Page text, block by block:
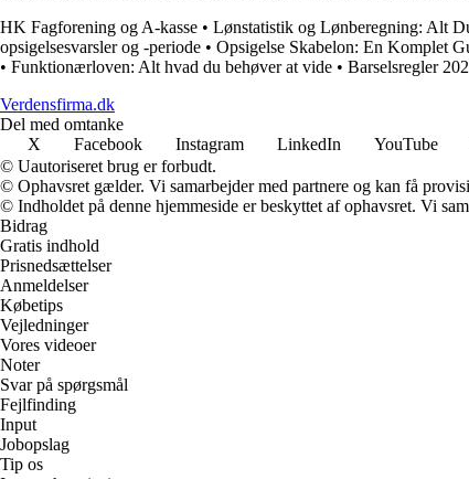
HK Fagforening og A-kasse • Lønstatistik og Lønberegning: Alt
opsigelsesvarsler og -periode • Opsigelse Skabelon: En Komplet
• Funktionærloven: Alt hvad du behøver at vide • Barselsregler
Verdensfirma.dk
Del med omtanke
X
Facebook Instagram LinkedIn YouTube
© Uautoriseret brug er forbudt.
© Ophavsret gælder. Vi samarbejder med partnere og kan få
© Indholdet på denne hjemmeside er beskyttet af ophavsret. Vi
Bidrag
Gratis indhold
Prisnedsættelser
Anmeldelser
Købetips
Vejledninger
Vores videoer
Noter
Svar på spørgsmål
Fejlfinding
Input
Jobopslag
Tip os